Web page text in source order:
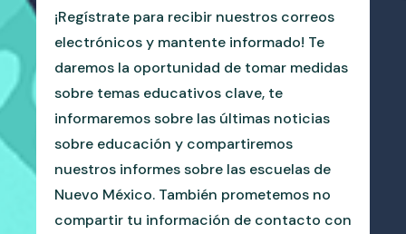
¡Regístrate para recibir nuestros correos
electrónicos y mantente informado! Te
daremos la oportunidad de tomar medidas
sobre temas educativos clave, te
informaremos sobre las últimas noticias
sobre educación y compartiremos
nuestros informes sobre las escuelas de
Nuevo México. También prometemos no
compartir tu información de contacto con